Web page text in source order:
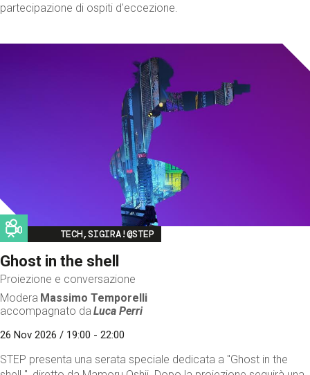
partecipazione di ospiti d'eccezione.
Image
TECH,SIGIRA!@STEP
Ghost in the shell
Proiezione e conversazione
Modera Massimo Temporelli
accompagnato da Luca Perri
26 Nov 2026 / 19:00 - 22:00
STEP presenta una serata speciale dedicata a "Ghost in the